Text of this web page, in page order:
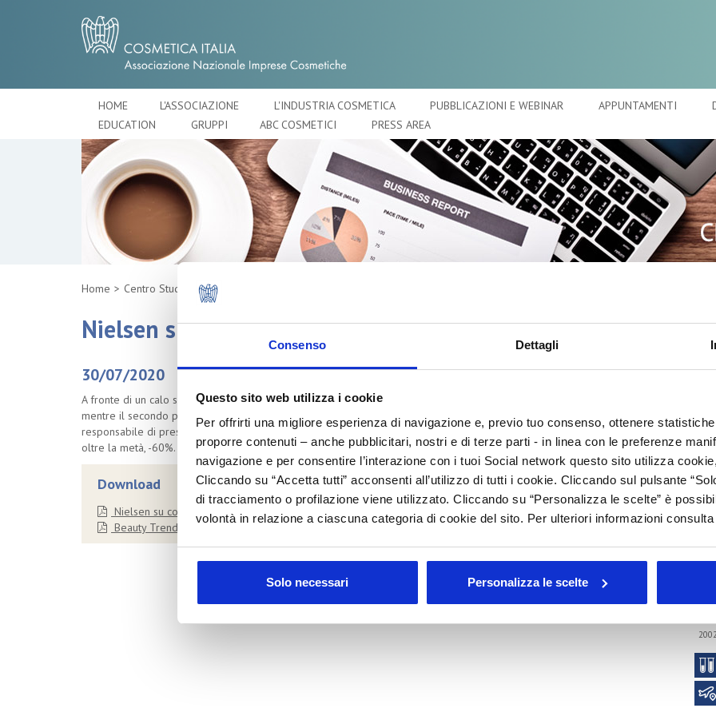
Consenso Dettagli
Questo sito web utilizza i cookie
Per offrirti una migliore esperienza di navigazione e, previo tuo consenso, ottenere
proporre contenuti – anche pubblicitari, nostri e di terze parti - in linea con le preferenze
navigazione e per consentire l’interazione con i tuoi Social network questo sito utilizza
Cliccando su “Accetta tutti” acconsenti all’utilizzo di tutti i cookie. Cliccando sul pulsante
di tracciamento o profilazione viene utilizzato. Cliccando su “Personalizza le scelte” è
volontà in relazione a ciascuna categoria di cookie del sito. Per ulteriori informazioni
Solo necessari Personalizza le scelte
HOME L'ASSOCIAZIONE L'INDUSTRIA COSMETICA PUBBLICAZIONI E WEBINAR APPUNTAMENTI
EDUCATION
GRUPPI ABC COSMETICI PRESS AREA
Home Centro Studi
Nielsen su consumo trucco labbra e occhi
30/07/2020
A fronte di un calo sia del trucco labbra che occhi, il primo perde il 24% su base annua (periodo gennaio-giugno 2020),
mentre il secondo perde "solo" il 10%. Ancora più evidente il gap nel periodo del lockdown (marzo-maggio 2020),
responsabile di pressoché tutto il calo per entrambi i segmenti: mentre il trucco occhi perde il 29%, quello labbra cede
oltre la metà, -60%.
Download
Nielsen su consumo trucco labbra e occhi
Beauty Trend Watch - Newsletter versione completa - luglio 2020
2002